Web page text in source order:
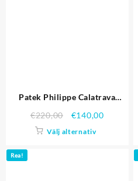
Patek Philippe Calatrava
Ribbed Bezel Gold Case svart
läderrem Replika Klockor
€220,00 €140,00
Välj alternativ
Rea!